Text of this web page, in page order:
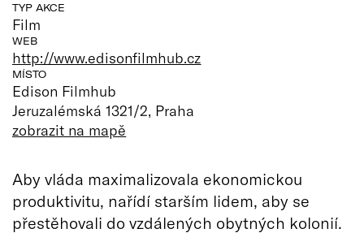
TYP AKCE
Film
WEB
http://www.edisonfilmhub.cz
MÍSTO
Edison Filmhub
Jeruzalémská 1321/2, Praha
zobrazit na mapě
Aby vláda maximalizovala ekonomickou
produktivitu, nařídí starším lidem, aby se
přestěhovali do vzdálených obytných kolonií.